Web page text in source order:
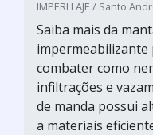
IMPERLLAJE / Santo
Saiba mais da
impermeabilizante
combater como
infiltrações e
de manda possui
a materiais